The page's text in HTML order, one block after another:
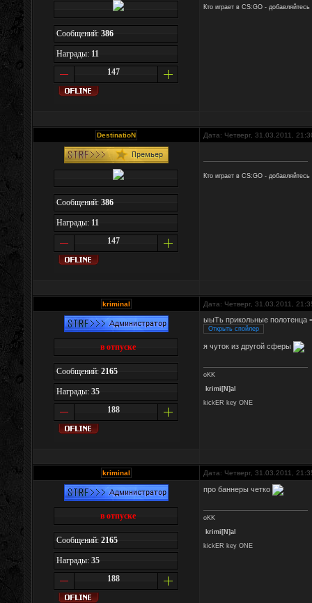
Сообщений: 386
Награды: 11
147
Кто играет в CS:GO - добавляйтесь
DestinatioN Дата: Четверг, 31.03.2011,
Сообщений: 386
Награды: 11
147
Кто играет в CS:GO - добавляйтесь
kriminal Дата: Четверг, 31.03.2011,
в отпуске
Сообщений: 2165
Награды: 35
188
ыыТь прикольные полотенца
я чуток из другой сферы
oKK
krimi[N]al
kickER key ONE
kriminal Дата: Четверг, 31.03.2011,
в отпуске
Сообщений: 2165
Награды: 35
188
про баннеры четко
oKK
krimi[N]al
kickER key ONE